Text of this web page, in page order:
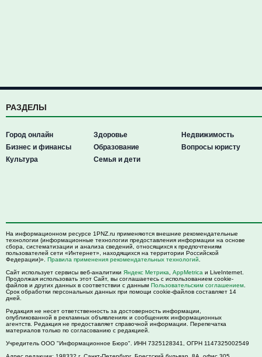
РАЗДЕЛЫ
Город онлайн
Бизнес и финансы
Культура
Здоровье
Образование
Семья и дети
Недвижимость
Вопросы юристу
На информационном ресурсе 1PNZ.ru применяются внешние рекомендательные
технологии (информационные технологии предоставления информации на основе
сбора, систематизации и анализа сведений, относящихся к предпочтениям
пользователей сети «Интернет», находящихся на территории Российской
Федерации)». Правила применения рекомендательных технологий
Сайт использует сервисы веб-аналитики Яндекс Метрика AppMetrica и LiveInternet.
Продолжая использовать этот Сайт, вы соглашаетесь с использованием cookie-
файлов и других данных в соответствии с данным Пользовательским соглашением
Срок обработки персональных данных при помощи cookie-файлов составляет 14
дней.
Редакция не несет ответственность за достоверность информации,
опубликованной в рекламных объявлениях и сообщениях информационных
агентств. Редакция не предоставляет справочной информации. Перепечатка
материалов только по согласованию с редакцией.
Учредитель ООО "Информационное Бюро". ИНН 7325128341, ОГРН 1147325002549